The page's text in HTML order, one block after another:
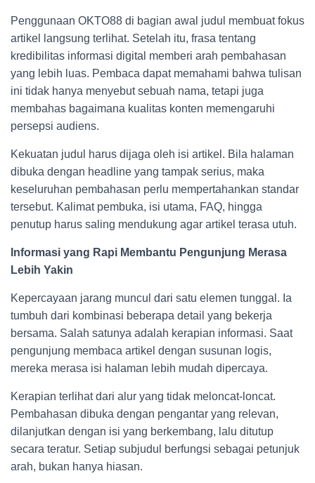
Penggunaan OKTO88 di bagian awal judul membuat fokus
artikel langsung terlihat. Setelah itu, frasa tentang
kredibilitas informasi digital memberi arah pembahasan
yang lebih luas. Pembaca dapat memahami bahwa tulisan
ini tidak hanya menyebut sebuah nama, tetapi juga
membahas bagaimana kualitas konten memengaruhi
persepsi audiens.
Kekuatan judul harus dijaga oleh isi artikel. Bila halaman
dibuka dengan headline yang tampak serius, maka
keseluruhan pembahasan perlu mempertahankan standar
tersebut. Kalimat pembuka, isi utama, FAQ, hingga
penutup harus saling mendukung agar artikel terasa utuh.
Informasi yang Rapi Membantu Pengunjung Merasa
Lebih Yakin
Kepercayaan jarang muncul dari satu elemen tunggal. Ia
tumbuh dari kombinasi beberapa detail yang bekerja
bersama. Salah satunya adalah kerapian informasi. Saat
pengunjung membaca artikel dengan susunan logis,
mereka merasa isi halaman lebih mudah dipercaya.
Kerapian terlihat dari alur yang tidak meloncat-loncat.
Pembahasan dibuka dengan pengantar yang relevan,
dilanjutkan dengan isi yang berkembang, lalu ditutup
secara teratur. Setiap subjudul berfungsi sebagai petunjuk
arah, bukan hanya hiasan.